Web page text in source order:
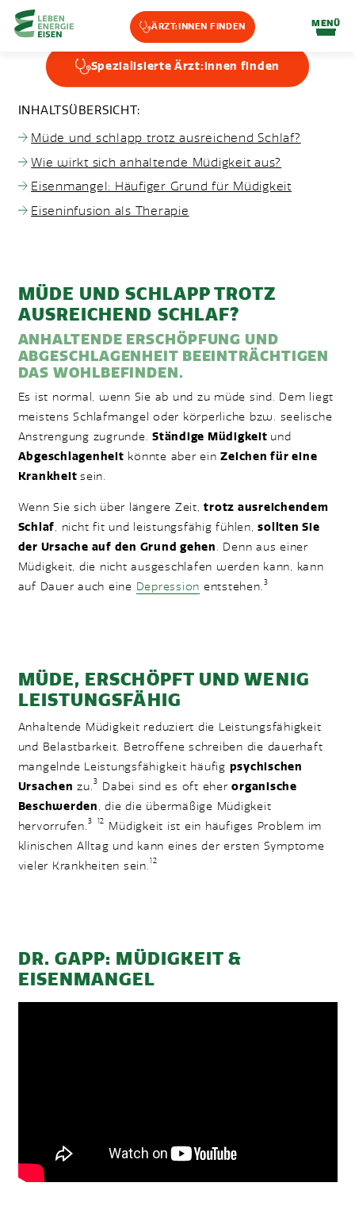
Landmarks Navigation
Zum Hauptinhalt springenAccesskey: 0
Zur Hauptnavigation springen,
MENÜ
ÄRZT:INNEN FINDEN
Home-Eisencheck
STÄNDIGE MÜDIGKEIT &
ERSCHÖPFUNG
Spezialisierte Ärzt:innen finden
INHALTSÜBERSICHT:
Müde und schlapp trotz ausreichend Schlaf?
Wie wirkt sich anhaltende Müdigkeit aus?
Eisenmangel: Häufiger Grund für Müdigkeit
Eiseninfusion als Therapie
MÜDE UND SCHLAPP TROTZ
AUSREICHEND SCHLAF?
ANHALTENDE ERSCHÖPFUNG UND
ABGESCHLAGENHEIT BEEINTRÄCHTIGEN
DAS WOHLBEFINDEN.
Es ist normal, wenn Sie ab und zu müde sind. Dem liegt
meistens Schlafmangel oder körperliche bzw. seelische
Anstrengung zugrunde. Ständige Müdigkeit und
Abgeschlagenheit könnte aber einZeichen für eine
Krankheit sein.
Wenn Sie sich über längere Zeit,trotz ausreichendem
Schlaf, nicht fit und leistungsfähig fühlen,sollten Sie
der Ursache auf den Grund gehen. Denn aus einer
Müdigkeit, die nicht ausgeschlafen werden kann, kann
auf Dauer auch eine Depression entstehen.3
MÜDE, ERSCHÖPFT UND WENIG
LEISTUNGSFÄHIG
Anhaltende Müdigkeit reduziert die Leistungsfähigkeit
und Belastbarkeit. Betroffene schreiben die dauerhaft
mangelnde Leistungsfähigkeit häufig psychischen
Ursachen zu. 3 Dabei sind es oft eherorganische
Beschwerden, die die übermäßige Müdigkeit
hervorrufen. 3 12
Müdigkeit ist ein häufiges Problem im
klinischen Alltag und kann eines der ersten Symptome
vieler Krankheiten sein. 12
DR. GAPP: MÜDIGKEIT &
EISENMANGEL